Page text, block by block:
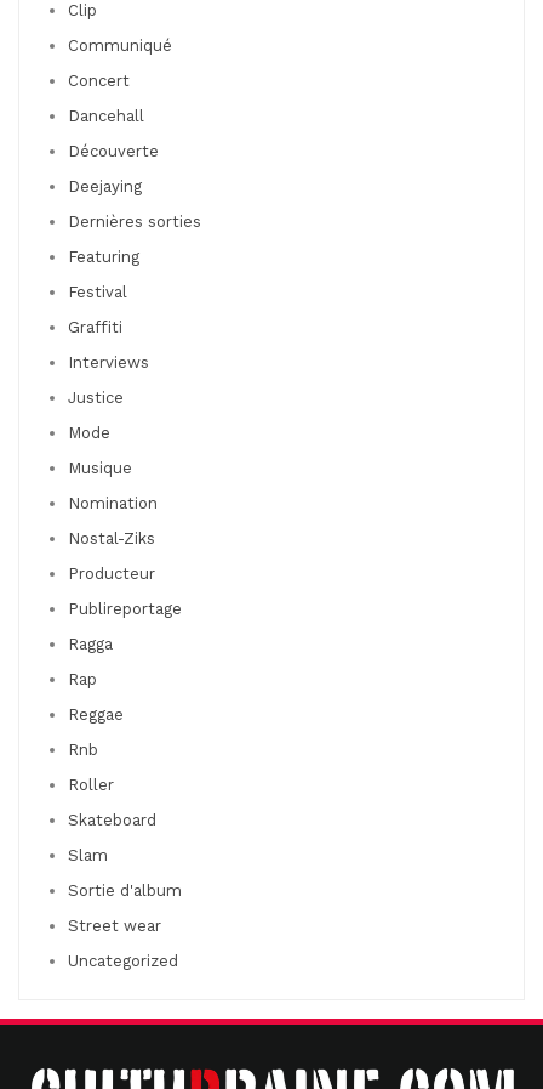
Clip
Communiqué
Concert
Dancehall
Découverte
Deejaying
Dernières sorties
Featuring
Festival
Graffiti
Interviews
Justice
Mode
Musique
Nomination
Nostal-Ziks
Producteur
Publireportage
Ragga
Rap
Reggae
Rnb
Roller
Skateboard
Slam
Sortie d'album
Street wear
Uncategorized